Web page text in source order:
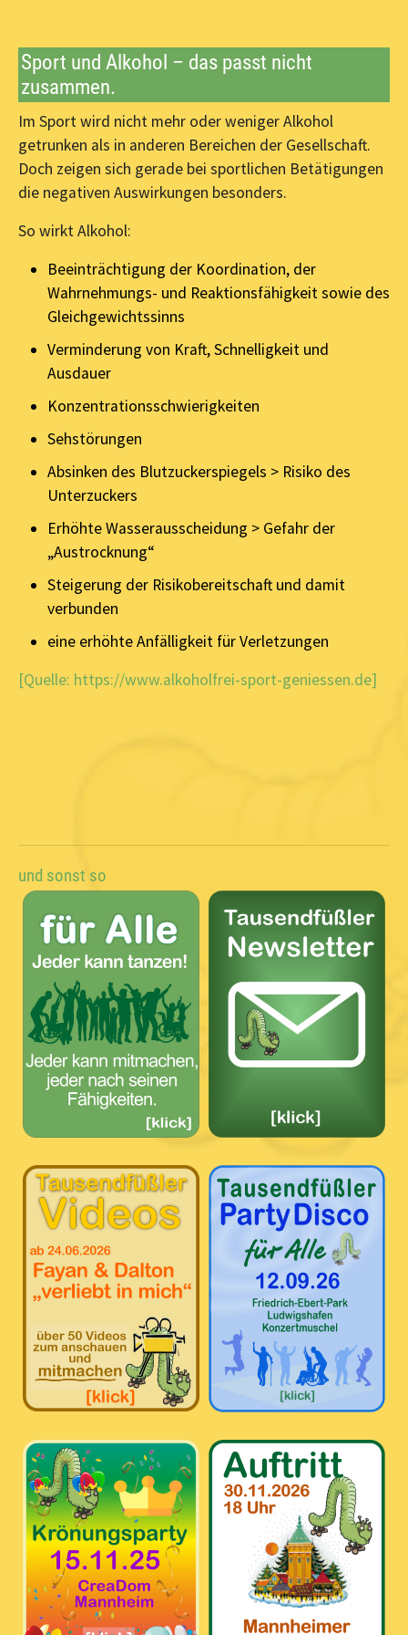
Sport und Alkohol – das passt nicht
zusammen.
Im Sport wird nicht mehr oder weniger Alkohol
getrunken als in anderen Bereichen der Gesellschaft.
Doch zeigen sich gerade bei sportlichen Betätigungen
die negativen Auswirkungen besonders.
So wirkt Alkohol:
Beeinträchtigung der Koordination, der
Wahrnehmungs- und Reaktionsfähigkeit sowie des
Gleichgewichtssinns
Verminderung von Kraft, Schnelligkeit und
Ausdauer
Konzentrationsschwierigkeiten
Sehstörungen
Absinken des Blutzuckerspiegels > Risiko des
Unterzuckers
Erhöhte Wasserausscheidung > Gefahr der
„Austrocknung“
Steigerung der Risikobereitschaft und damit
verbunden
eine erhöhte Anfälligkeit für Verletzungen
[Quelle: https://www.alkoholfrei-sport-geniessen.de]
und sonst so